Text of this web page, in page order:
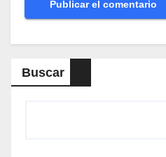
Buscar